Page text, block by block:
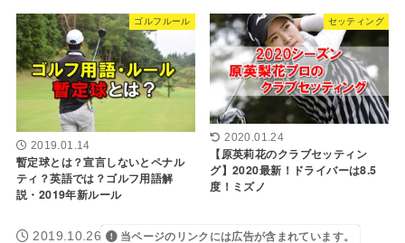
ゴルフルール
2019.01.14
暫定球とは？宣言しないとペナル
ティ？英語では？ゴルフ用語解
説・2019年新ルール
セッティング
2020.01.24
【原英莉花のクラブセッティン
グ】2020最新！ドライバーは8.5
度！ミズノ
2019.10.26 当ページのリンクには広告が含まれています。